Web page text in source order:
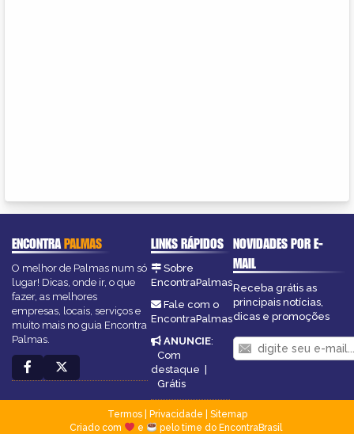
ENCONTRAPALMAS
O melhor de Palmas num só
lugar! Dicas, onde ir, o que
fazer, as melhores
empresas, locais, serviços e
muito mais no guia Encontra
Palmas.
LINKS RÁPIDOS
Sobre
EncontraPalmas
Fale com o
EncontraPalmas
ANUNCIE:
Com
destaque |
Grátis
NOVIDADES POR E-
MAIL
Receba grátis as
principais notícias,
dicas e promoções
Termos| Privacidade
Sitemap
Criado com
e pelo time do EncontraBrasil